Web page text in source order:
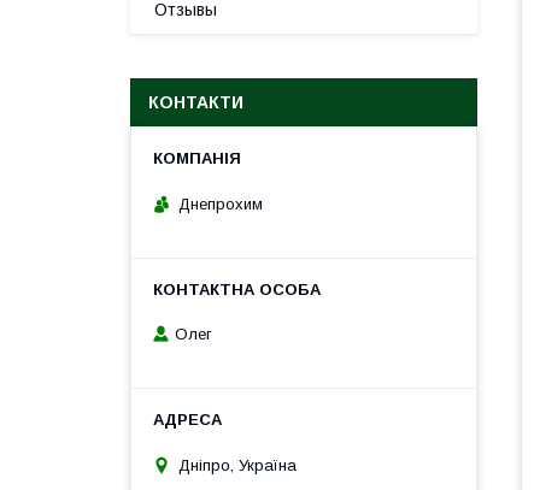
Отзывы
КОНТАКТИ
Днепрохим
Олег
Дніпро, Україна